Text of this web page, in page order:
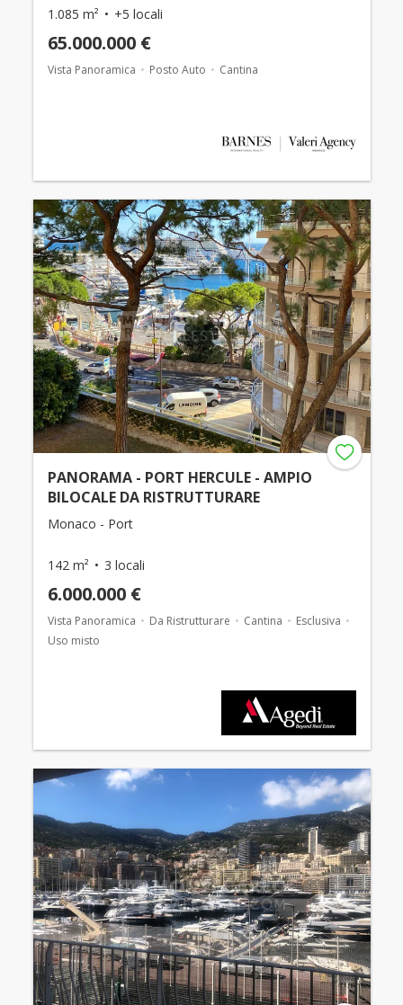
1.085 m² +5 locali
65.000.000 €
Vista Panoramica Posto Auto Cantina
PANORAMA - PORT HERCULE - AMPIO
BILOCALE DA RISTRUTTURARE
Monaco - Port
142 m² 3 locali
6.000.000 €
Vista Panoramica Da Ristrutturare Cantina
Esclusiva
Uso misto